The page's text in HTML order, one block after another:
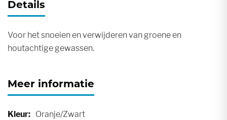
Details
Voor het snoeien en verwijderen van groene en
houtachtige gewassen.
Meer informatie
Meer
Oranje/Zwart